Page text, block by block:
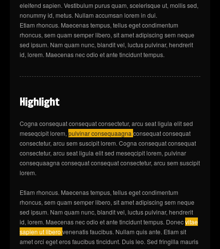
eleifend sapien. Vestibulum purus quam, scelerisque ut, mollis sed,
nonummy id, metus. Nullam accumsan lorem in dui.
Etiam rhoncus. Maecenas tempus, tellus eget condimentum
rhoncus, sem quam semper libero, sit amet adipiscing sem neque
sed ipsum. Nam quam nunc, blandit vel, luctus pulvinar, hendrerit
id, lorem. Maecenas nec odio et ante tincidunt tempus.
Highlight
Cogna consequat consequat consectetur, arcu seat ligula elit sed
meseqcipit lorem, pulvinar consequaagna consequat consequat
consectetur, arcu sem suscipit lorem. Cogna consequat consequat
consectetur, arcu seat ligula elit sed meseqcipit lorem, pulvinar
consequaagna consequat consequat consectetur, arcu sem suscipit
lorem.
Etiam rhoncus. Maecenas tempus, tellus eget condimentum
rhoncus, sem quam semper libero, sit amet adipiscing sem neque
sed ipsum. Nam quam nunc, blandit vel, luctus pulvinar, hendrerit
id, lorem. Maecenas nec odio et ante tincidunt tempus. Donecvitae
sapien ut libero venenatis faucibus. Nullam quis ante. Etiam sit
amet orci eget eros faucibus tincidunt. Duis leo. Sed fringilla mauris